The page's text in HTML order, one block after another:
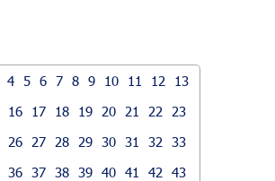
4 5 6 7 8 9 10 11 12
13
16 17 18 19 20 21 22
23
26 27 28 29 30 31 32
33
36 37 38 39 40 41 42
43